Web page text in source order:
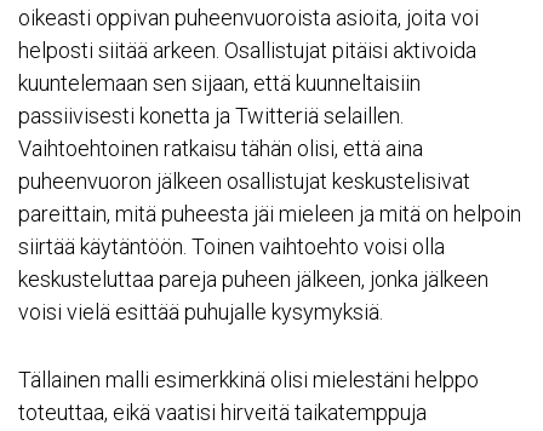
oikeasti oppivan puheenvuoroista asioita, joita voi
helposti siitää arkeen. Osallistujat pitäisi aktivoida
kuuntelemaan sen sijaan, että kuunneltaisiin
passiivisesti konetta ja Twitteriä selaillen.
Vaihtoehtoinen ratkaisu tähän olisi, että aina
puheenvuoron jälkeen osallistujat keskustelisivat
pareittain, mitä puheesta jäi mieleen ja mitä on helpoin
siirtää käytäntöön. Toinen vaihtoehto voisi olla
keskusteluttaa pareja puheen jälkeen, jonka jälkeen
voisi vielä esittää puhujalle kysymyksiä.
Tällainen malli esimerkkinä olisi mielestäni helppo
toteuttaa, eikä vaatisi hirveitä taikatemppuja